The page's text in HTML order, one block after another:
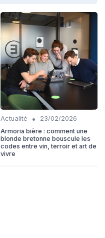
Actualité •
23/02/2026
Armoria bière : comment une
blonde bretonne bouscule les
codes entre vin, terroir et art de
vivre